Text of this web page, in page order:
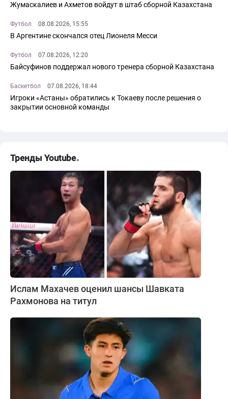
Жумаскалиев и Ахметов войдут в штаб сборной Казахстана
Футбол 08.08.2026, 15:55
В Аргентине скончался отец Лионеля Месси
Футбол 07.08.2026, 12:20
Байсуфинов поддержал нового тренера сборной Казахстана
Баскетбол 07.08.2026, 18:44
Игроки «Астаны» обратились к Токаеву после решения о
закрытии основной команды
Тренды Youtube
Ислам Махачев оценил шансы Шавката
Рахмонова на титул